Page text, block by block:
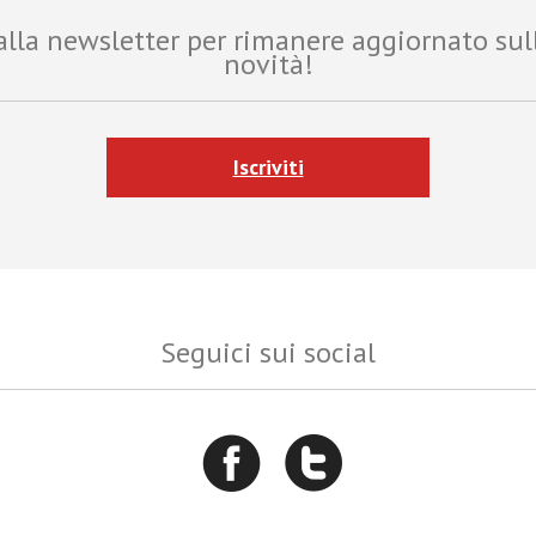
newsletter per rimanere aggiornato
novità!
Iscriviti
Seguici sui social